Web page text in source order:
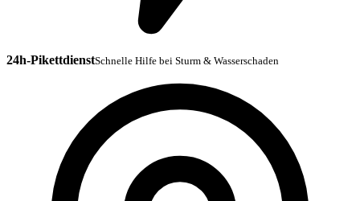
24h-PikettdienstSchnelle Hilfe bei Sturm & Wasserschaden